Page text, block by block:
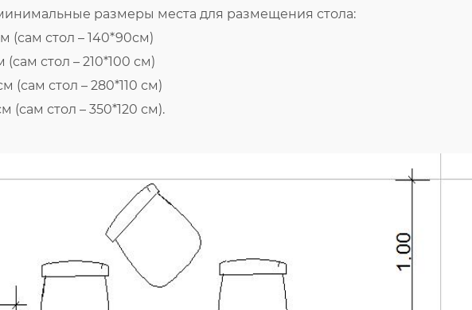
размеры места для размещения стола:
(сам стол – 140*90см)
стол – 210*100 см)
(сам стол – 280*110 см)
(сам стол – 350*120 см).